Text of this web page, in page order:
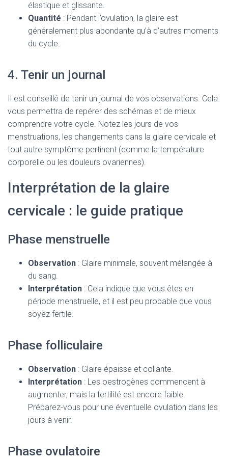
élastique et glissante.
Quantité : Pendant l’ovulation, la glaire est
généralement plus abondante qu’à d’autres moments
du cycle.
4. Tenir un journal
Il est conseillé de tenir un journal de vos observations. Cela
vous permettra de repérer des schémas et de mieux
comprendre votre cycle. Notez les jours de vos
menstruations, les changements dans la glaire cervicale et
tout autre symptôme pertinent (comme la température
corporelle ou les douleurs ovariennes).
Interprétation de la glaire
cervicale : le guide pratique
Phase menstruelle
Observation : Glaire minimale, souvent mélangée à
du sang.
Interprétation : Cela indique que vous êtes en
période menstruelle, et il est peu probable que vous
soyez fertile.
Phase folliculaire
Observation : Glaire épaisse et collante.
Interprétation : Les oestrogènes commencent à
augmenter, mais la fertilité est encore faible.
Préparez-vous pour une éventuelle ovulation dans les
jours à venir.
Phase ovulatoire